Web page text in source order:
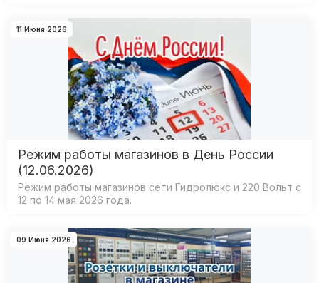
11 Июня 2026
Режим работы магазинов в День России
(12.06.2026)
Режим работы магазинов сети Гидролюкс и 220 Вольт с
12 по 14 мая 2026 года.
09 Июня 2026